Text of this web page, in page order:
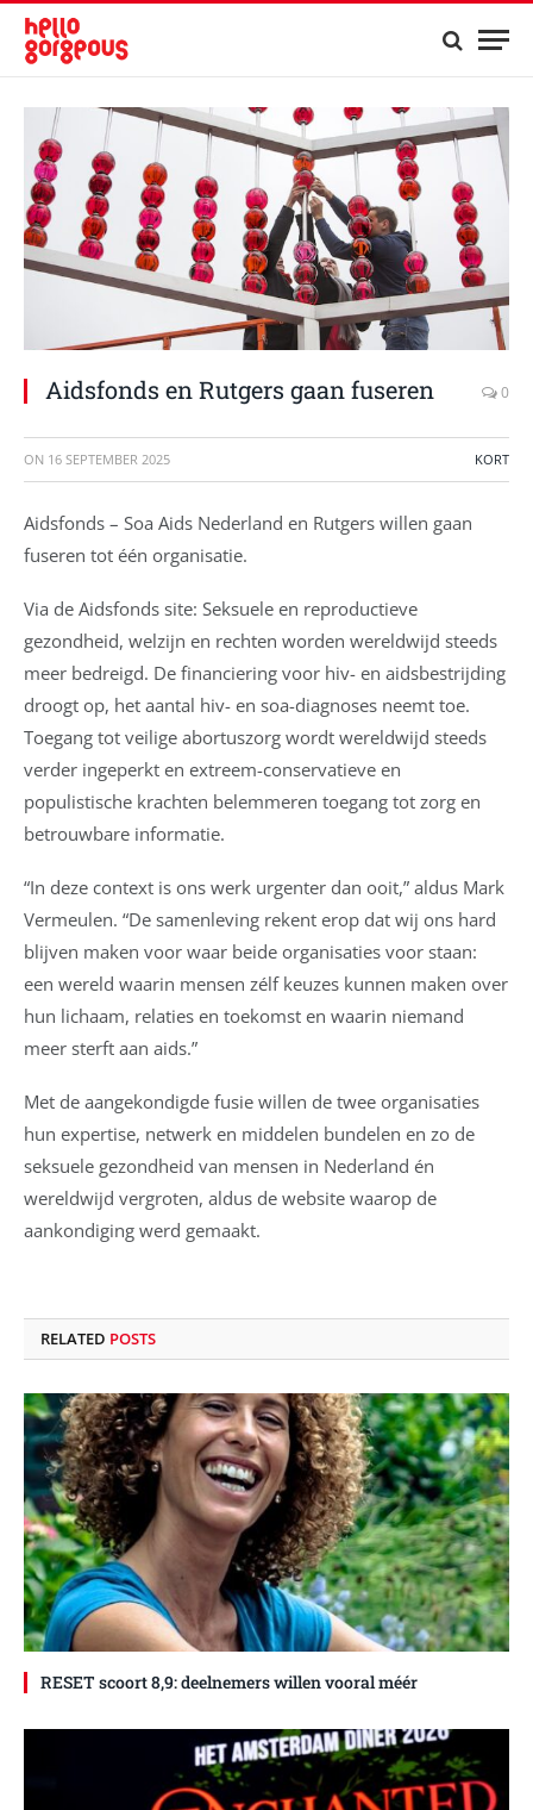
Aidsfonds en Rutgers gaan fuseren 0
ON 16 SEPTEMBER 2025 KORT
Aidsfonds – Soa Aids Nederland en Rutgers willen gaan
fuseren tot één organisatie.
Via de Aidsfonds site: Seksuele en reproductieve
gezondheid, welzijn en rechten worden wereldwijd steeds
meer bedreigd. De financiering voor hiv- en aidsbestrijding
droogt op, het aantal hiv- en soa-diagnoses neemt toe.
Toegang tot veilige abortuszorg wordt wereldwijd steeds
verder ingeperkt en extreem-conservatieve en
populistische krachten belemmeren toegang tot zorg en
betrouwbare informatie.
“In deze context is ons werk urgenter dan ooit,” aldus Mark
Vermeulen. “De samenleving rekent erop dat wij ons hard
blijven maken voor waar beide organisaties voor staan:
een wereld waarin mensen zélf keuzes kunnen maken over
hun lichaam, relaties en toekomst en waarin niemand
meer sterft aan aids.”
Met de aangekondigde fusie willen de twee organisaties
hun expertise, netwerk en middelen bundelen en zo de
seksuele gezondheid van mensen in Nederland én
wereldwijd vergroten, aldus de website waarop de
aankondiging werd gemaakt.
RELATED POSTS
RESET scoort 8,9: deelnemers willen vooral méér